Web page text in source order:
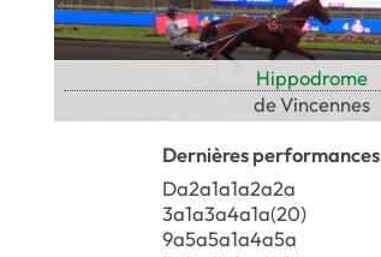
Hippodrome
de Vincennes
Dernières performances
Da2a1a1a2a2a
3a1a3a4a1a(20)
9a5a5a1a4a5a